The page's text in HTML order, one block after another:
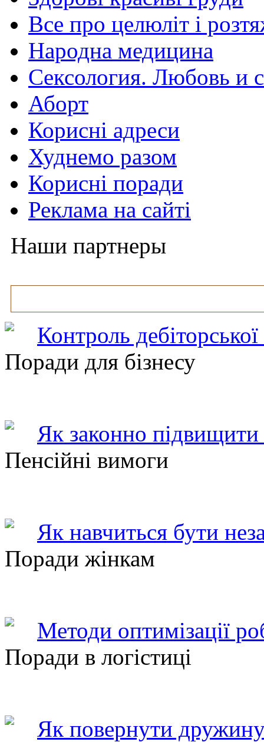
Все про целюліт і
Народна медицина
Сексология. Любовь и
Аборт
Корисні адреси
Худнемо разом
Корисні поради
Реклама на сайті
Наши партнеры
Контроль
Поради для бізнесу
Як законно підвищити
Пенсійні вимоги
Як навчиться бути
Поради жінкам
Методи оптимізації
Поради в логістиці
Як повернути